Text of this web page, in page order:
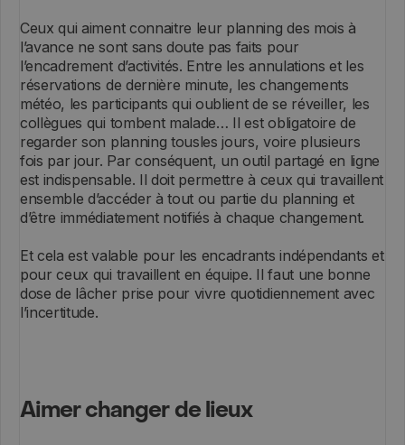
Ceux qui aiment connaitre leur planning des mois à
l’avance ne sont sans doute pas faits pour
l’encadrement d’activités. Entre les annulations et les
réservations de dernière minute, les changements
météo, les participants qui oublient de se réveiller, les
collègues qui tombent malade… Il est obligatoire de
regarder son planning tousles jours, voire plusieurs
fois par jour. Par conséquent, un outil partagé en ligne
est indispensable. Il doit permettre à ceux qui travaillent
ensemble d’accéder à tout ou partie du planning et
d’être immédiatement notifiés à chaque changement.
Et cela est valable pour les encadrants indépendants et
pour ceux qui travaillent en équipe. Il faut une bonne
dose de lâcher prise pour vivre quotidiennement avec
l’incertitude.
Aimer changer de lieux